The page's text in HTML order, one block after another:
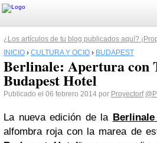
¿Los artículos de tu blog publicados aquí?
INICIO › CULTURA Y OCIO › BUDAPEST
Berlinale: Apertura con
Budapest Hotel
Publicado el 06 febrero 2014 por Proyectorf
La nueva edición de la Berlinale
alfombra roja con la marea de